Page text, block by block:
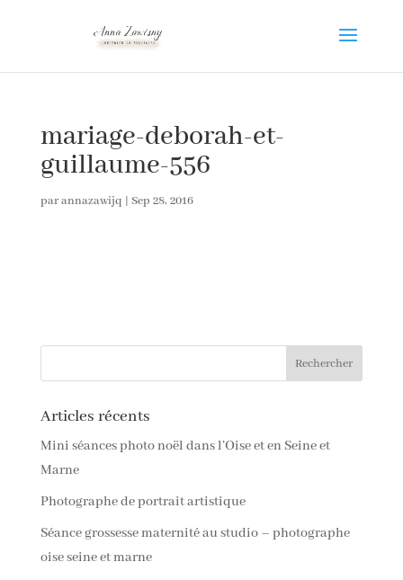
mariage-deborah-et-
guillaume-556
parannazawijq | Sep 28, 2016
Articles récents
Mini séances photo noël dans l’Oise et en Seine et
Marne
Photographe de portrait artistique
Séance grossesse maternité au studio – photographe
oise seine et marne